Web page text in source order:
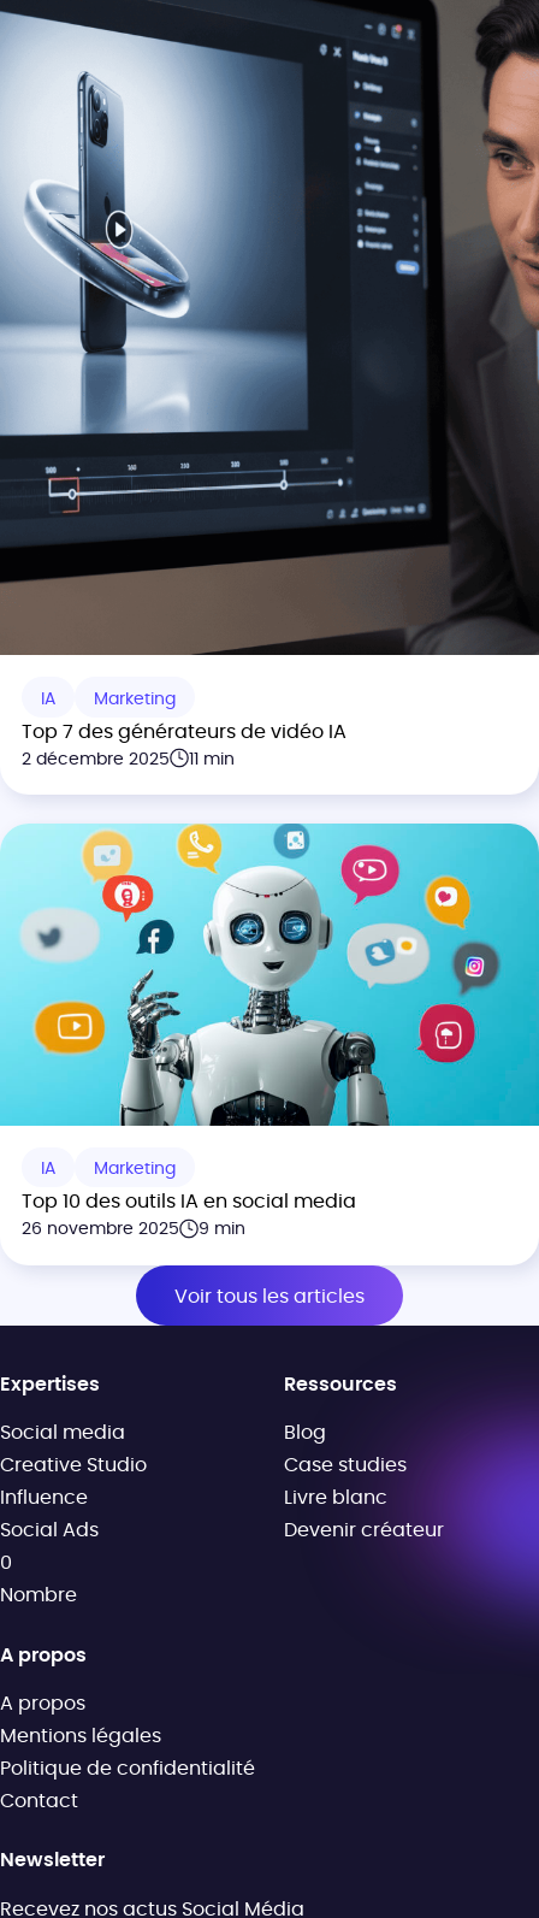
IA Marketing
Top 7 des générateurs de vidéo IA
2 décembre 2025 11 min
IA Marketing
Top 10 des outils IA en social media
26 novembre 2025 9 min
Voir tous les articles
Expertises
Social media
Creative Studio
Influence
Social Ads
0
Nombre
Ressources
Blog
Case studies
Livre blanc
Devenir créateur
A propos
A propos
Mentions légales
Politique de confidentialité
Contact
Newsletter
Recevez nos actus Social Média